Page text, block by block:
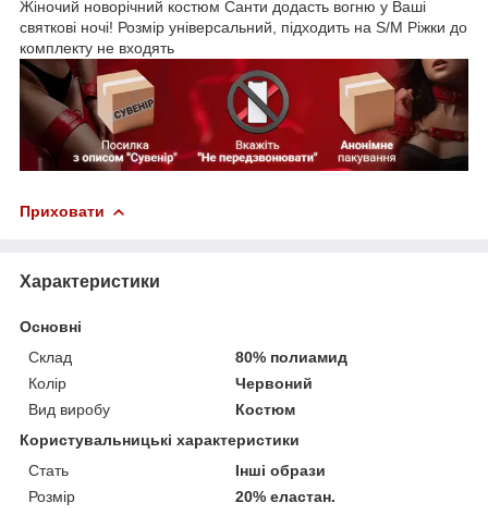
Жіночий новорічний костюм Санти додасть вогню у Ваші
святкові ночі! Розмір універсальний, підходить на S/M Ріжки до
комплекту не входять
Приховати
Характеристики
Основні
Склад
80% полиамид
Колір
Червоний
Вид виробу
Костюм
Користувальницькі характеристики
Стать
Інші образи
Розмір
20% еластан.